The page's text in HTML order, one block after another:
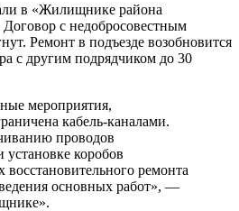
в «Жилищнике района
с недобросовестным
Ремонт в подъезде возобновится
с другим подрядчиком до 30
мероприятия,
кабель-каналами.
проводов
установке коробов
восстановительного ремонта
основных работ», —